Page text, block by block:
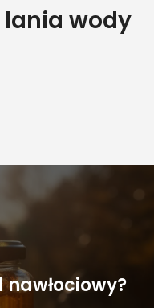
lania wody